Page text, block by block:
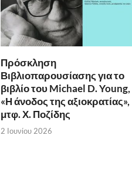
Πρόσκληση
Βιβλιοπαρουσίασης για το
βιβλίο του Michael D. Young,
«Η άνοδος της αξιοκρατίας»,
μτφ. Χ. Ποζίδης
2 Ιουνίου 2026